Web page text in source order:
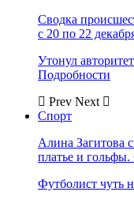
Сводка
с 20 по 22
Утонул
Подробности
Prev Next
Спорт
Алина Загитова
платье и
Футболист чуть